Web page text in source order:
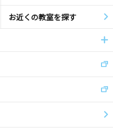
お近くの教室を探す